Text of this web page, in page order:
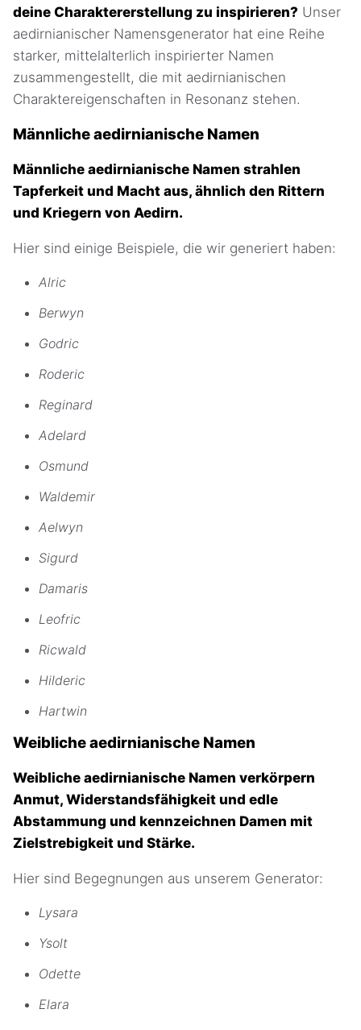
deine Charaktererstellung zu inspirieren? Unser
aedirnianischer Namensgenerator hat eine Reihe
starker, mittelalterlich inspirierter Namen
zusammengestellt, die mit aedirnianischen
Charaktereigenschaften in Resonanz stehen.
Männliche aedirnianische Namen
Männliche aedirnianische Namen strahlen
Tapferkeit und Macht aus, ähnlich den Rittern
und Kriegern von Aedirn.
Hier sind einige Beispiele, die wir generiert haben:
Alric
Berwyn
Godric
Roderic
Reginard
Adelard
Osmund
Waldemir
Aelwyn
Sigurd
Damaris
Leofric
Ricwald
Hilderic
Hartwin
Weibliche aedirnianische Namen
Weibliche aedirnianische Namen verkörpern
Anmut, Widerstandsfähigkeit und edle
Abstammung und kennzeichnen Damen mit
Zielstrebigkeit und Stärke.
Hier sind Begegnungen aus unserem Generator:
Lysara
Ysolt
Odette
Elara